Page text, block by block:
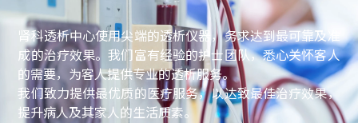
肾科透析中心使用尖端的透析仪器，务求达到最可靠及准
成的治疗效果。我们富有经验的护士团队，悉心关怀客人
的需要，为客人提供专业的透析服务。
我们致力提供最优质的医疗服务，以达致最佳治疗效果，
提升病人及其家人的生活质素。